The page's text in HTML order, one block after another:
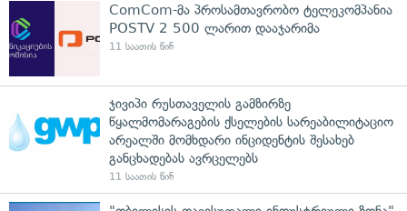
ComCom-მა პროსამთავრობო ტელეკომპანია
POSTV 2 500 ლარით დააჯარიმა
11 საათის წინ
ჯივიპი რუსთაველის გამზირზე
წყალმომარაგების ქსელების სარეაბილიტაციო
არეალში მომხდარი ინციდენტის შესახებ
განცხადებას ავრცელებს
11 საათის წინ